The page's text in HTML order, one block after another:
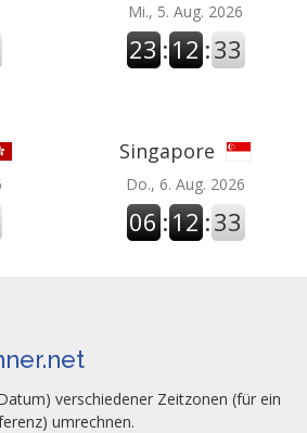
Mi., 5. Aug. 2026
23 :12 :33
Singapore
Do., 6. Aug. 2026
06 :12 :33
verschiedener Zeitzonen (für ein
umrechnen.